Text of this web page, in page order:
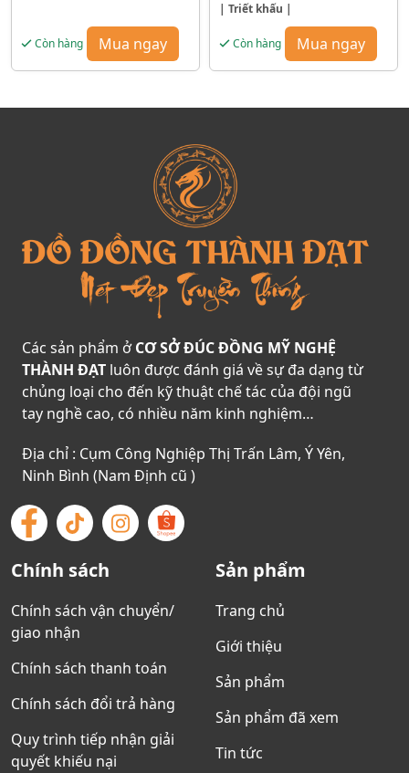
Còn hàng Mua ngay
| Triết khấu |
Còn hàng Mua ngay
Các sản phẩm ởCƠ SỞ ĐÚC ĐỒNG MỸ NGHỆ
THÀNH ĐẠT luôn được đánh giá về sự đa dạng từ
chủng loại cho đến kỹ thuật chế tác của đội ngũ
tay nghề cao, có nhiều năm kinh nghiệm…
Địa chỉ : Cụm Công Nghiệp Thị Trấn Lâm, Ý Yên,
Ninh Bình (Nam Định cũ )
Chính sách
Chính sách vận chuyển/
giao nhận
Chính sách thanh toán
Chính sách đổi trả hàng
Quy trình tiếp nhận giải
quyết khiếu nại
Sản phẩm
Trang chủ
Giới thiệu
Sản phẩm
Sản phẩm đã xem
Tin tức